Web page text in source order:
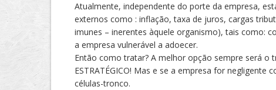
Atualmente, independente do porte da empresa,
externos como : inflação, taxa de juros, cargas
imunes – inerentes àquele organismo), tais como:
a empresa vulnerável a adoecer.
Então como tratar? A melhor opção sempre será o
ESTRATÉGICO! Mas e se a empresa for
células-tronco.